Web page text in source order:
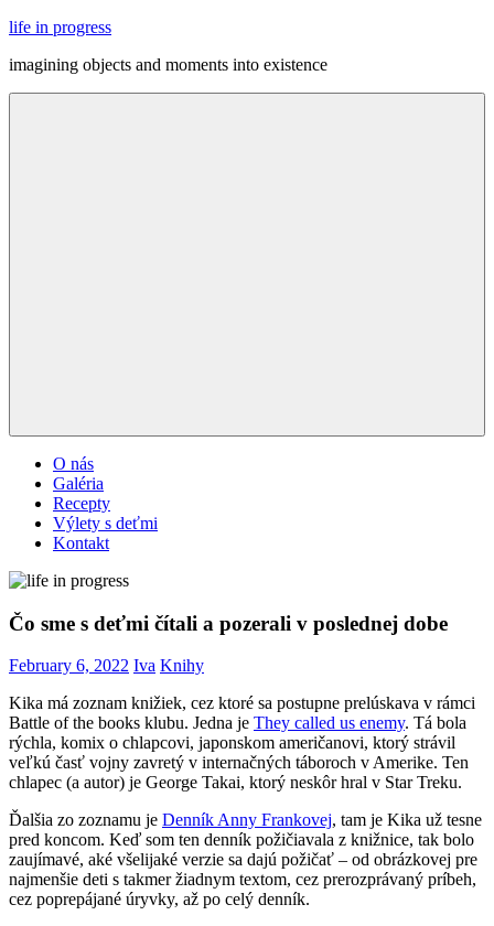
Skip
content
life in progress
imagining objects and moments into existence
O nás
Galéria
Recepty
Výlety s deťmi
Kontakt
Čo sme s deťmi čítali a pozerali v poslednej dobe
February 6, 2022 Iva Knihy
Kika má zoznam knižiek, cez ktoré sa postupne prelúskava v rámci
Battle of the books klubu. Jedna je They called us enemy. Tá bola
rýchla, komix o chlapcovi, japonskom američanovi, ktorý strávil
veľkú časť vojny zavretý v internačných táboroch v Amerike. Ten
chlapec (a autor) je George Takai, ktorý neskôr hral v Star Treku.
Ďalšia zo zoznamu je Denník Anny Frankovej, tam je Kika už tesne
pred koncom. Keď som ten denník požičiavala z knižnice, tak bolo
zaujímavé, aké všelijaké verzie sa dajú požičať – od obrázkovej pre
najmenšie deti s takmer žiadnym textom, cez prerozprávaný príbeh,
cez poprepájané úryvky, až po celý denník.